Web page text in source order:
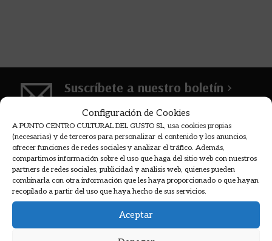
Configuración de Cookies
A PUNTO CENTRO CULTURAL DEL GUSTO SL, usa cookies propias
(necesarias) y de terceros para personalizar el contenido y los anuncios,
ofrecer funciones de redes sociales y analizar el tráfico. Además,
compartimos información sobre el uso que haga del sitio web con nuestros
partners de redes sociales, publicidad y análisis web, quienes pueden
combinarla con otra información que les haya proporcionado o que hayan
recopilado a partir del uso que haya hecho de sus servicios.
Aceptar
Suscríbete a nuestro boletín >
información de cursos y mucho más...
COOKMADRID
PNKA PRODUCCIONES